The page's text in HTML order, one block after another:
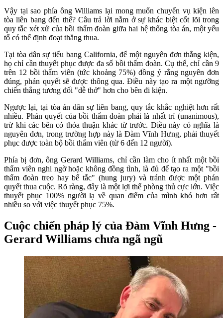
Vậy tại sao phía ông Williams lại mong muốn chuyển vụ kiện lên
tòa liên bang đến thế? Câu trả lời nằm ở sự khác biệt cốt lõi trong
quy tắc xét xử của bồi thẩm đoàn giữa hai hệ thống tòa án, một yếu
tố có thể định đoạt thắng thua.
Tại tòa dân sự tiểu bang California, để một nguyên đơn thắng kiện,
họ chỉ cần thuyết phục được đa số bồi thẩm đoàn. Cụ thể, chỉ cần 9
trên 12 bồi thẩm viên (tức khoảng 75%) đồng ý rằng nguyên đơn
đúng, phán quyết sẽ được thông qua. Điều này tạo ra một ngưỡng
chiến thắng tương đối "dễ thở" hơn cho bên đi kiện.
Ngược lại, tại tòa án dân sự liên bang, quy tắc khắc nghiệt hơn rất
nhiều. Phán quyết của bồi thẩm đoàn phải là nhất trí (unanimous),
trừ khi các bên có thỏa thuận khác từ trước. Điều này có nghĩa là
nguyên đơn, trong trường hợp này là Đàm Vĩnh Hưng, phải thuyết
phục được toàn bộ bồi thẩm viên (từ 6 đến 12 người).
Phía bị đơn, ông Gerard Williams, chỉ cần làm cho ít nhất một bồi
thẩm viên nghi ngờ hoặc không đồng tình, là đủ để tạo ra một "bồi
thẩm đoàn treo hay bế tắc" (hung jury) và tránh được một phán
quyết thua cuộc. Rõ ràng, đây là một lợi thế phòng thủ cực lớn. Việc
thuyết phục 100% người lạ về quan điểm của mình khó hơn rất
nhiều so với việc thuyết phục 75%.
Cuộc chiến pháp lý của Đàm Vĩnh Hưng -
Gerard Williams chưa ngã ngũ